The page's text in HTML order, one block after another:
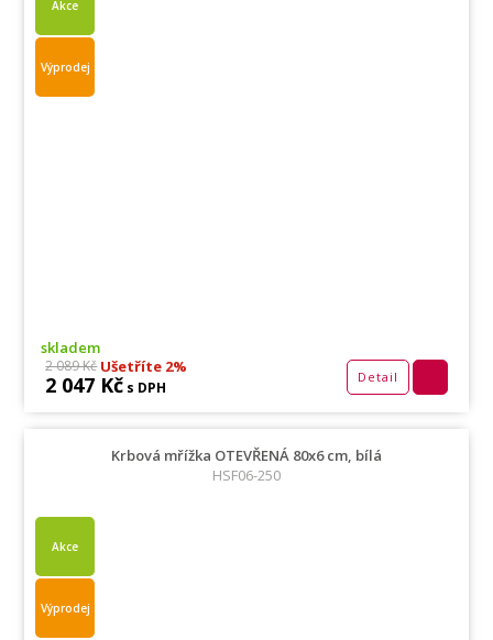
Akce
Výprodej
skladem
2 089 KčUšetříte 2%
2 047 Kč s DPH
Detail
Krbová mřížka OTEVŘENÁ 80x6 cm, bílá
HSF06-250
Akce
Výprodej